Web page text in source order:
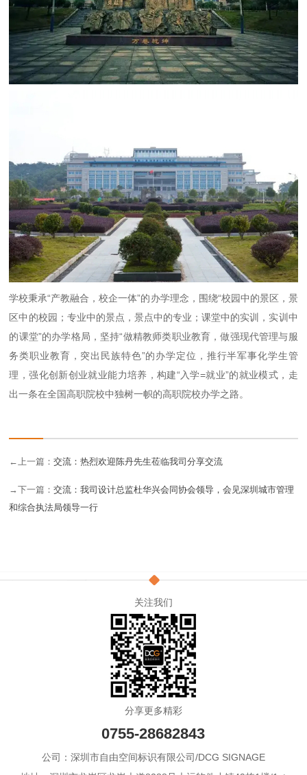
学校秉承“产教融合，校企一体”的办学理念，围绕“校园中的景区，景
区中的校园；专业中的景点，景点中的专业；课堂中的实训，实训中
的课堂”的办学格局，坚持“做精教师类职业教育，做强现代管理与服
务类职业教育，突出民族特色”的办学定位，推行半军事化学生管
理，强化创新创业就业能力培养，构建“入学=就业”的就业模式，走
出一条在全国高职院校中独树一帜的高职院校办学之路。
←上一篇：交流：热烈欢迎陈丹先生莅临我司分享交流
→下一篇：交流：我司设计总监杜华兴会同协会领导，会见深圳城市管理
和综合执法局领导一行
关注我们
分享更多精彩
0755-28682843
公司：深圳市自由空间标识有限公司/DCG SIGNAGE